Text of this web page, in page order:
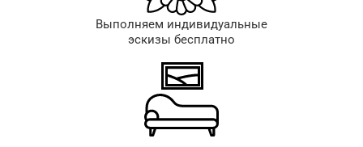
Выполняем индивидуальные
эскизы бесплатно